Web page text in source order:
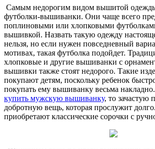
Самым недорогим видом вышитой
футболки-вышиванки. Они чаще всего
поплиновыми или хлопковыми
вышивкой. Назвать такую одежду
нельзя, но если нужен повседневный
мотивах, такая футболка подойдет.
хлопковые и другие вышиванки с
вышивки также стоят недорого. Такие
покупают детям, поскольку ребенок
покупать ему вышиванку весьма
купить мужскую вышиванку, то зачастую
добротную вещь, которая прослужит
приобретают классические сорочки с